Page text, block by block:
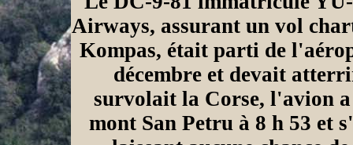
Airways, assurant un vol
Kompas, était parti de
décembre et devait
survolait la Corse, l'avion a
mont San Petru à 8 h 53 et